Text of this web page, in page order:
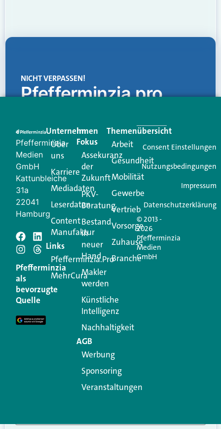
NICHT VERPASSEN!
Pfefferminzia.pro
Creator für Ihre Kundenkommunikation. Alles, was
Ihren Vertriebsalltag leichter macht. Mit nur einem
Login.
Jetzt anmelden
Schreiben Sie einen
Kommentar
Ihre E-Mail-Adresse wird nicht veröffentlicht.
Erforderliche Felder sind mit
Kommentar
Pfefferminzia
Medien
GmbH
Kattunbleiche
31a
22041
Hamburg
Pfefferminzia
als
bevorzugte
Quelle
Unternehmen
Über
uns
Karriere
Mediadaten
Leserdaten
Content
Manufaktur
Links
Pfefferminzia.Pro
MehrCura
Im
Fokus
Assekuranz
der
Zukunft
PKV-
Beratung
Bestand
in
neuer
Hand
Makler
werden
Künstliche
Intelligenz
Nachhaltigkeit
AGB
Werbung
Sponsoring
Veranstaltungen
Themenübersicht
Arbeit
Gesundheit
Mobilität
Gewerbe
Vertrieb
Vorsorge
Zuhause
Branche
© 2013 -
2026
Pfefferminzia
Medien
GmbH
Consent Einstellungen
Nutzungsbedingungen
Impressum
Datenschutzerklärung